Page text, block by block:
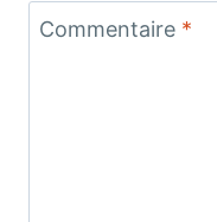
Commentaire *